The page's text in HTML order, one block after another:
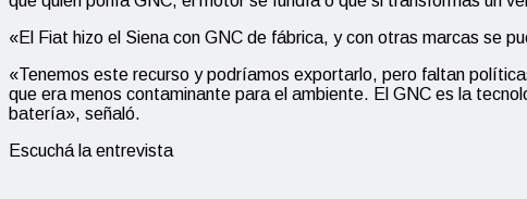
«El Fiat hizo el Siena con GNC de fábrica, y con otras marcas se
«Tenemos este recurso y podríamos exportarlo, pero faltan
que era menos contaminante para el ambiente. El GNC es la
batería», señaló.
Escuchá la entrevista